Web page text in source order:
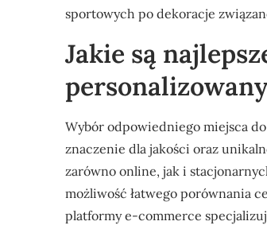
sportowych po dekoracje
Jakie są
Wybór odpowiedniego miejsca
znaczenie dla jakości oraz
zarówno online, jak i
możliwość łatwego porównania
platformy e-commerce